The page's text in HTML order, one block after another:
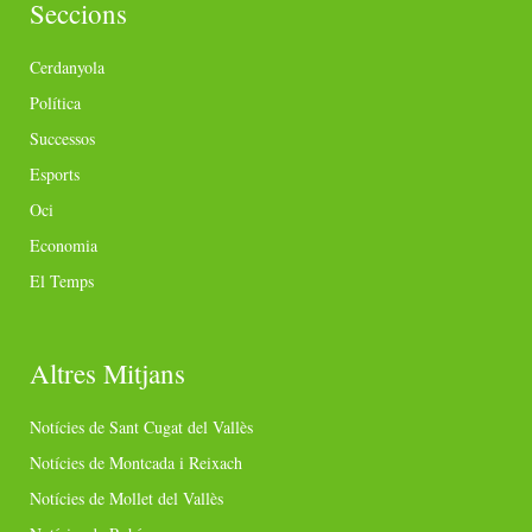
Seccions
Cerdanyola
Política
Successos
Esports
Oci
Economia
El Temps
Altres Mitjans
Notícies de Sant Cugat del Vallès
Notícies de Montcada i Reixach
Notícies de Mollet del Vallès